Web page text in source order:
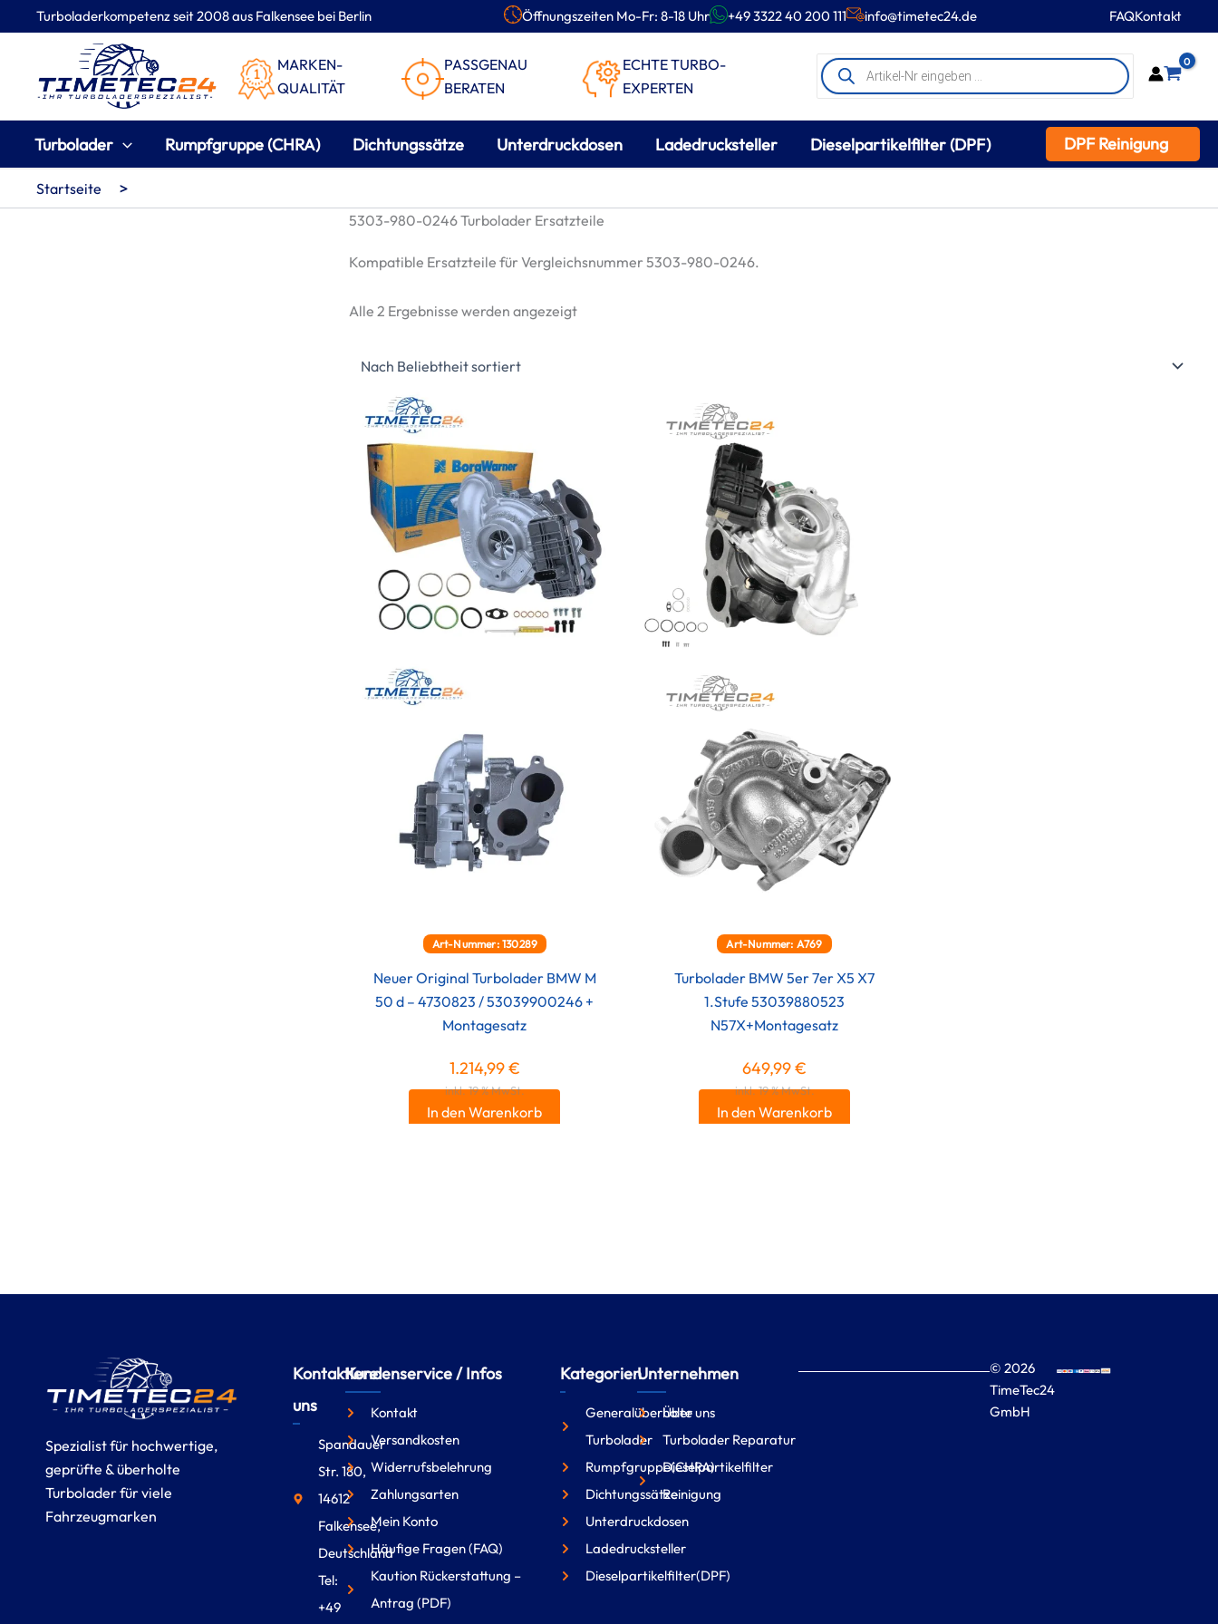
Turboladerkompetenz seit 2008 aus Falkensee bei Berlin Öffnungszeiten Mo-Fr: 8-18 Uhr +49 3322 40 200 111 info@timetec24.de FAQKontakt
MARKEN-
QUALITÄT
PASSGENAU
BERATEN
ECHTE TURBO-
EXPERTEN
Products
search
0
Turbolader Rumpfgruppe (CHRA) Dichtungssätze Unterdruckdosen Ladedrucksteller Dieselpartikelfilter (DPF) DPF Reinigung
Inhalt
Startseite >
5303-980-0246 Turbolader Ersatzteile
Kompatible Ersatzteile für Vergleichsnummer 5303-980-0246.
Alle 2 Ergebnisse werden angezeigtNach
Art-Nummer: 130289
Neuer Original Turbolader BMW M
50 d – 4730823 / 53039900246 +
Montagesatz
1.214,99€
inkl. 19 % MwSt.
In den Warenkorb
Art-Nummer: A769
Turbolader BMW 5er 7er X5 X7
1.Stufe 53039880523
N57X+Montagesatz
649,99€
inkl. 19 % MwSt.
In den Warenkorb
Spezialist für hochwertige,
geprüfte & überholte
Turbolader für viele
Fahrzeugmarken
Kontaktiere
uns
Spandauer
Str. 180,
14612
Falkensee,
Deutschland
Tel:
+49
Kundenservice / Infos
Kontakt
Versandkosten
Widerrufsbelehrung
Zahlungsarten
Mein Konto
Häufige Fragen (FAQ)
Kaution Rückerstattung –
Antrag (PDF)
Kategorien
Generalüberholte
Turbolader
Rumpfgruppe(CHRA)
Dichtungssätze
Unterdruckdosen
Ladedrucksteller
Dieselpartikelfilter(DPF)
Unternehmen
Über uns
Turbolader Reparatur
Dieselpartikelfilter
Reinigung
© 2026
TimeTec24
GmbH